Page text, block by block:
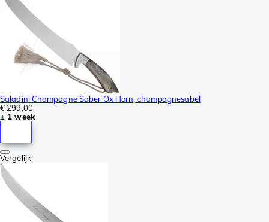
Saladini Champagne Saber Ox Horn, champagnesabel
€ 299,00
± 1 week
Vergelijk